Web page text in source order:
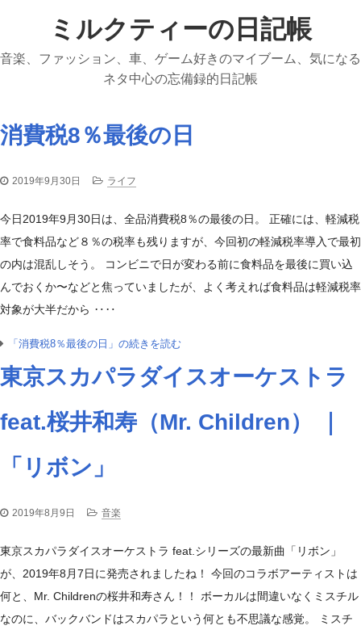
ミルクティーの日記帳
音楽、ファッション、車、ゲーム好きのマイブーム、気になる
ネタ中心の忘備録的日記帳
消費税8％最後の日
2019年9月30日 ライフ
今日2019年9月30日は、全品消費税8％の最後の日。 正確には、軽減税
率で食料品など８％の税率も残りますが、今回初の軽減税率導入で最初
の内は混乱しそう。 コンビニで日が変わる前に食料品を最後に買い込
んでおくか〜などと焦っていましたが、よく考えれば食料品は軽減税率
対象が大半だから ‥‥
「消費税8％最後の日」の続きを読む
東京スカパラダイスオーケストラ
feat.桜井和寿（Mr. Children） ｜
「リボン」
2019年8月9日 音楽
東京スカパラダイスオーケストラ feat.シリーズの最新曲「リボン」
が、2019年8月7日に発売されましたね！ 今回のコラボアーティストは
何と、Mr. Childrenの桜井和寿さん！！ ボーカルは間違いなくミスチル
なのに、バックバンドはスカパラという何とも不思議な感覚。 ミスチ